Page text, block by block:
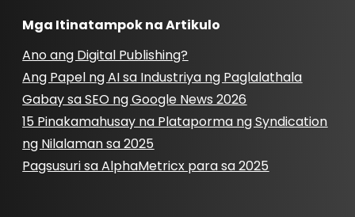
Mga Itinatampok na Artikulo
Ano ang Digital Publishing?
Ang Papel ng AI sa Industriya ng Paglalathala
Gabay sa SEO ng Google News 2026
15 Pinakamahusay na Plataporma ng Syndication
ng Nilalaman sa 2025
Pagsusuri sa AlphaMetricx para sa 2025